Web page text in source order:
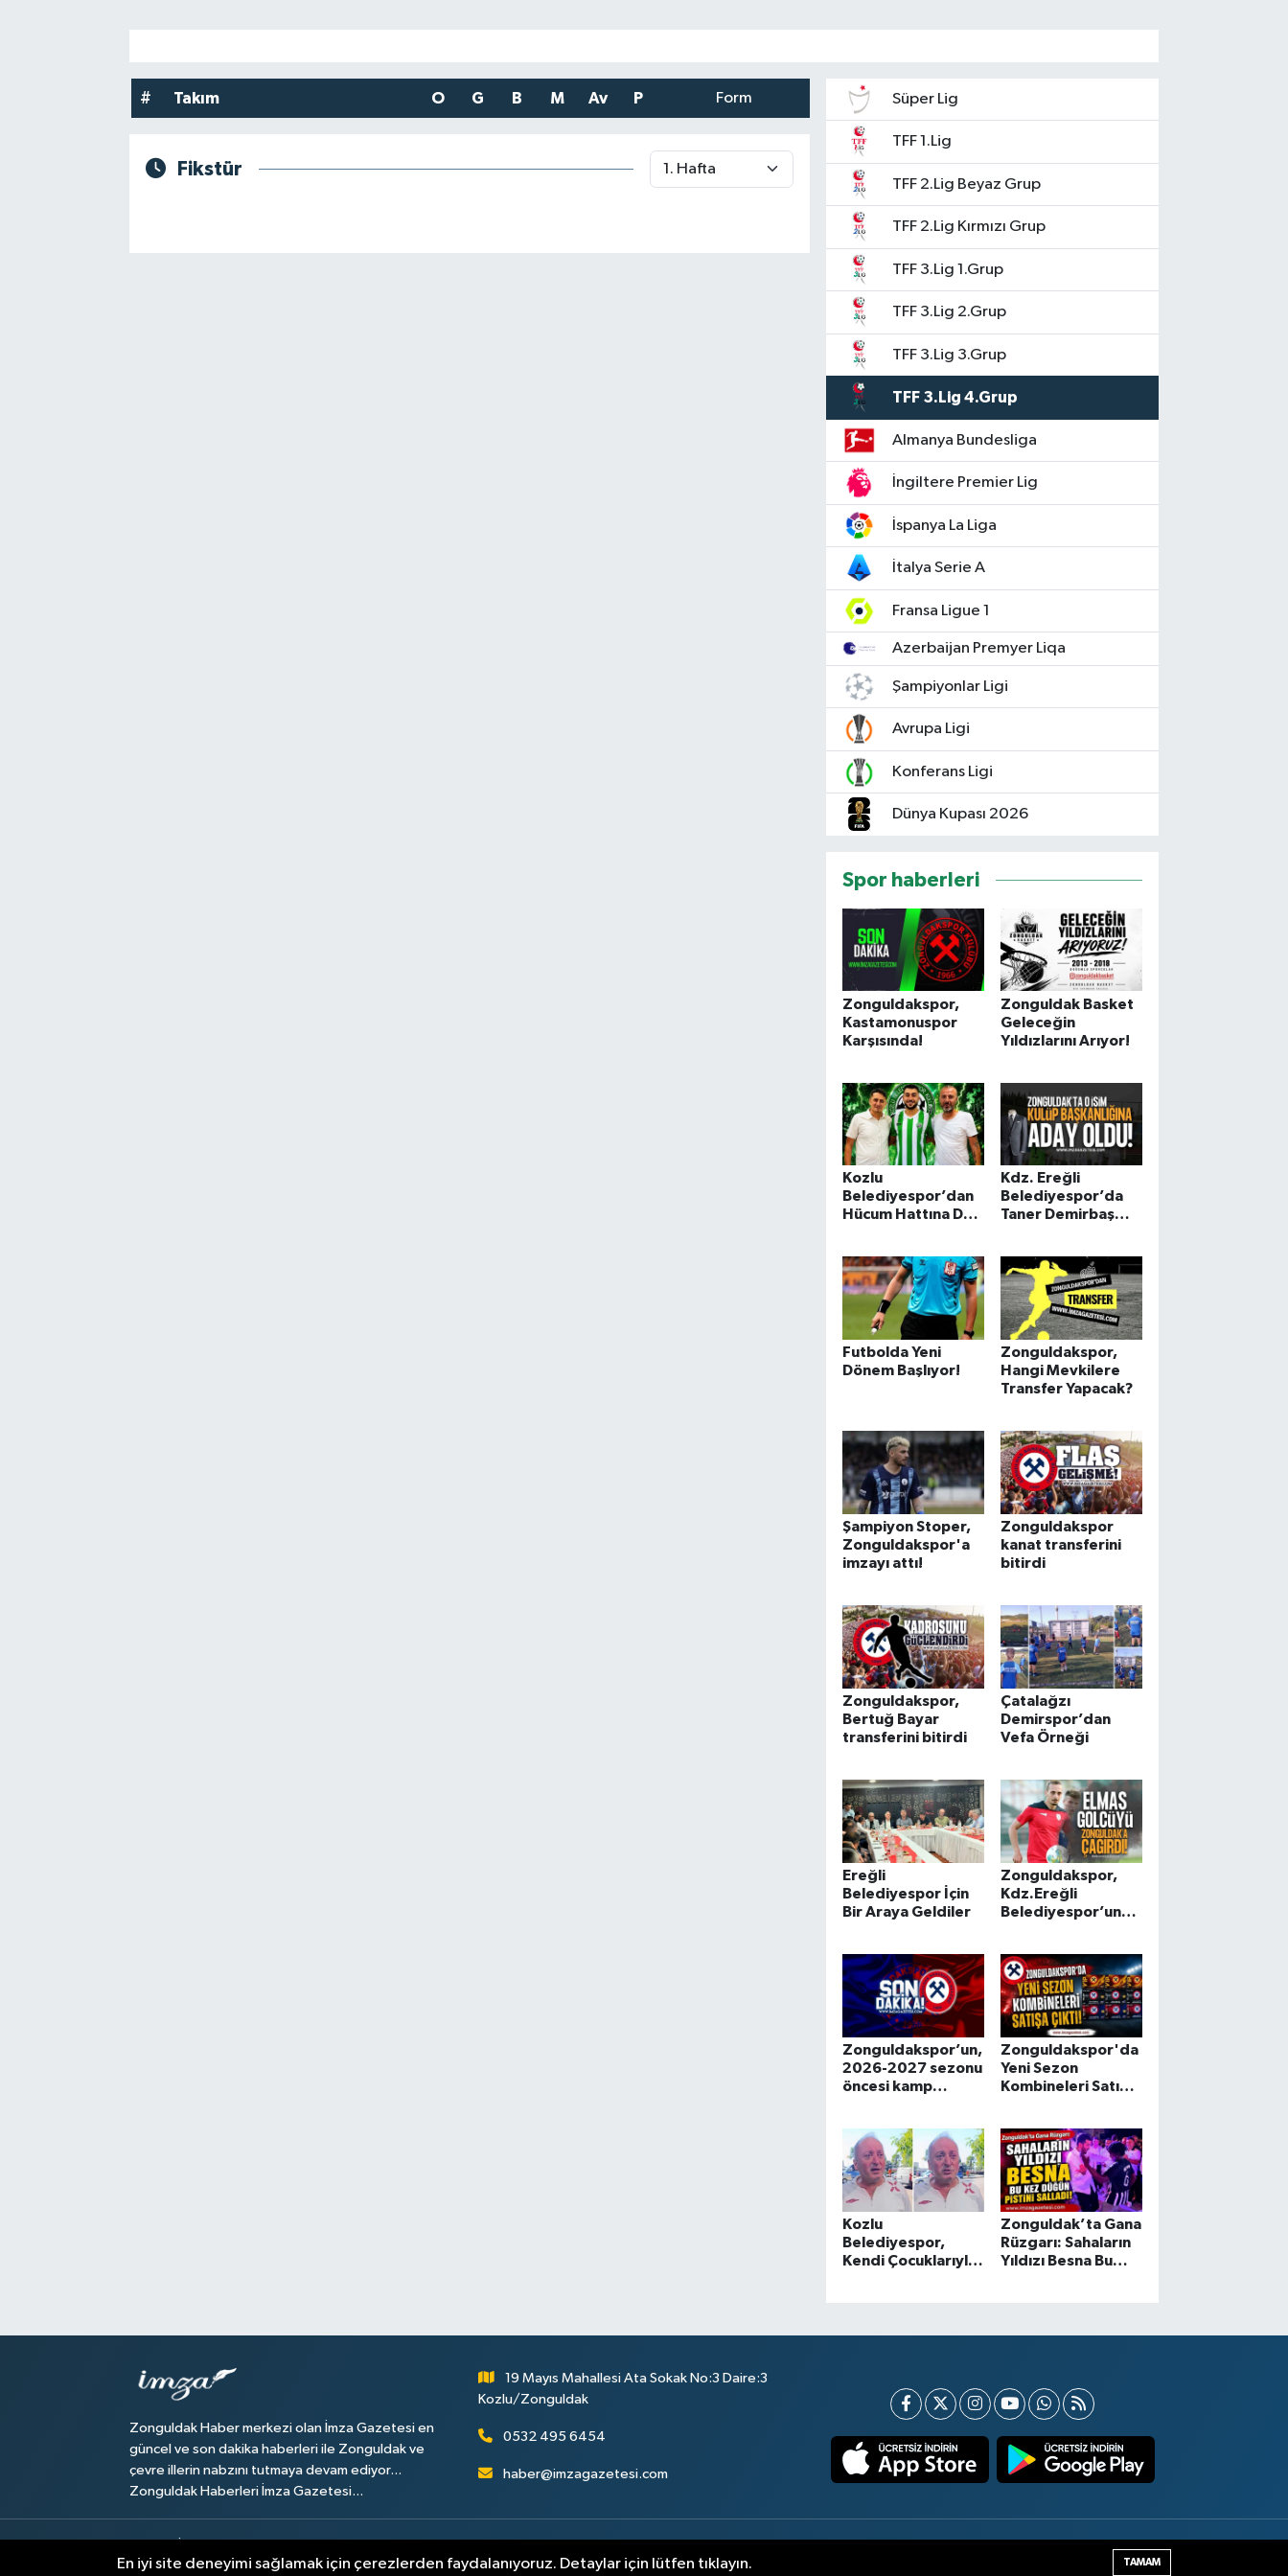
# Takım O G B M Av P Form
Fikstür
Süper Lig
TFF 1.Lig
TFF 2.Lig Beyaz Grup
TFF 2.Lig Kırmızı Grup
TFF 3.Lig 1.Grup
TFF 3.Lig 2.Grup
TFF 3.Lig 3.Grup
TFF 3.Lig 4.Grup
Almanya Bundesliga
İngiltere Premier Lig
İspanya La Liga
İtalya Serie A
Fransa Ligue 1
Azerbaijan Premyer Liqa
Şampiyonlar Ligi
Avrupa Ligi
Konferans Ligi
Dünya Kupası 2026
Spor haberleri
Zonguldakspor,
Kastamonuspor
Karşısında!
Zonguldak Basket
Geleceğin
Yıldızlarını Arıyor!
Kozlu
Belediyespor’dan
Hücum Hattına Dev
Kdz. Ereğli
Belediyespor’da
Taner Demirbaş
Futbolda Yeni
Dönem Başlıyor!
Zonguldakspor,
Hangi Mevkilere
Transfer Yapacak?
Şampiyon Stoper,
Zonguldakspor'a
imzayı attı!
Zonguldakspor
kanat transferini
bitirdi
Zonguldakspor,
Bertuğ Bayar
transferini bitirdi
Çatalağzı
Demirspor’dan
Vefa Örneği
Ereğli
Belediyespor İçin
Bir Araya Geldiler
Zonguldakspor,
Kdz.Ereğli
Belediyespor’un
Zonguldakspor’un,
2026-2027 sezonu
öncesi kamp
Zonguldakspor'da
Yeni Sezon
Kombineleri Satışa
Kozlu
Belediyespor,
Kendi Çocuklarıyla
Zonguldak’ta Gana
Rüzgarı: Sahaların
Yıldızı Besna Bu
Zonguldak Haber merkezi olan İmza Gazetesi en
güncel ve son dakika haberleri ile Zonguldak ve
çevre illerin nabzını tutmaya devam ediyor...
Zonguldak Haberleri İmza Gazetesi...
19 Mayıs Mahallesi Ata Sokak No:3 Daire:3
Kozlu/Zonguldak
0532 495 6454
haber@imzagazetesi.com
TE Bilişim
En iyi site deneyimi sağlamak için çerezlerden faydalanıyoruz. Detaylar için lütfen tıklayın. TAMAM